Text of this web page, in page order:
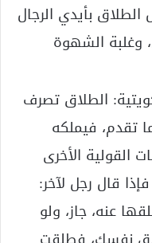
بأيدي الرجال
وغلبة الشهوة
الطلاق تصرف
تقدم، فيملكه
القولية الأخرى
قال رجل لآخر:
عنه، جاز، ولو